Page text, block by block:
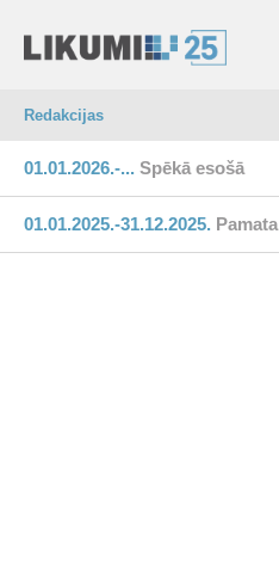
Redakcijas
01.01.2026.-... Spēkā esošā
01.01.2025.-31.12.2025. Pamata